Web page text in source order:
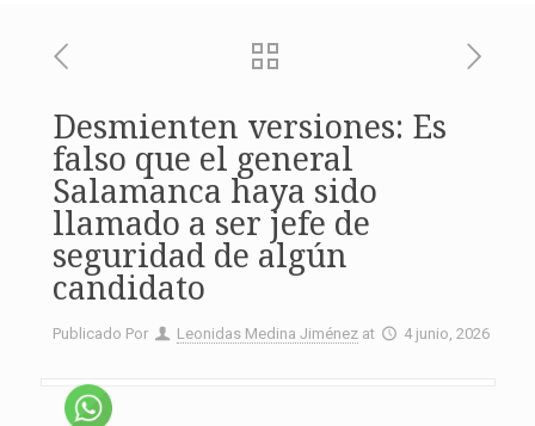
Desmienten versiones: Es
falso que el general
Salamanca haya sido
llamado a ser jefe de
seguridad de algún
candidato
Publicado Por Leonidas Medina Jiménez at 4 junio, 2026